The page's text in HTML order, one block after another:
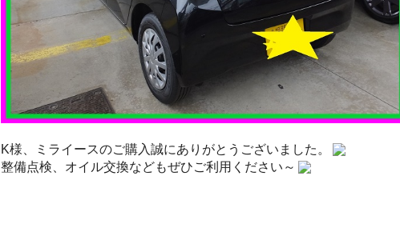
K様、ミライースのご購入誠にありがとうございました。
整備点検、オイル交換などもぜひご利用ください～